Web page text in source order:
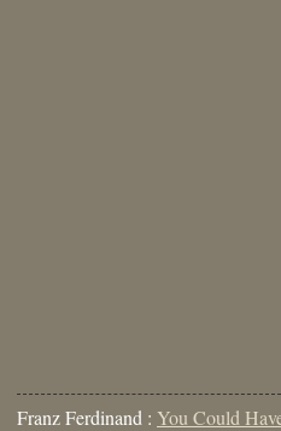
Franz Ferdinand : You Could